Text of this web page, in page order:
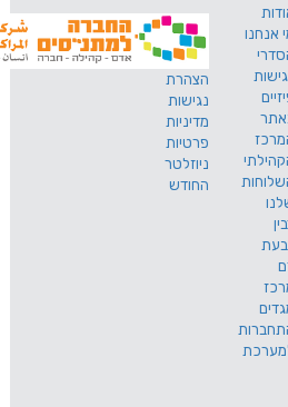
הצהרת
נגישות
מדיניות
פרטיות
ניוזלטר
החודש